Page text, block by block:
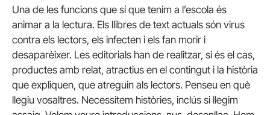
Una de les funcions que sí que tenim a l’escola és
animar a la lectura. Els llibres de text actuals són virus
contra els lectors, els infecten i els fan morir i
desaparèixer. Les editorials han de realitzar, si és el cas,
productes amb relat, atractius en el contingut i la història
que expliquen, que atreguin als lectors. Penseu en què
llegiu vosaltres. Necessitem històries, inclús si llegim